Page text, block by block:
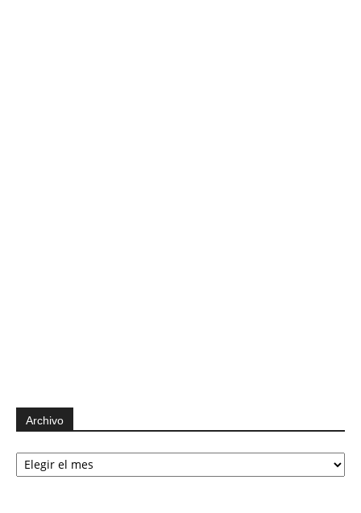
Archivo
Archivo